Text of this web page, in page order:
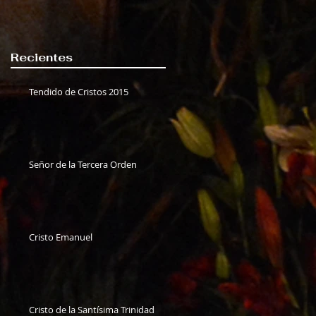
Recientes
Tendido de Cristos 2015
Señor de la Tercera Orden
Cristo Emanuel
Cristo de la Santísima Trinidad